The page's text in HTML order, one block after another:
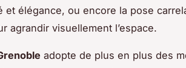
et élégance, ou encore la pose
agrandir visuellement l’espace.
adopte de plus en plus des